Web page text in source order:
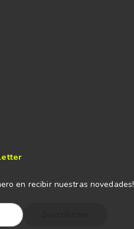
en recibir nuestras novedades!